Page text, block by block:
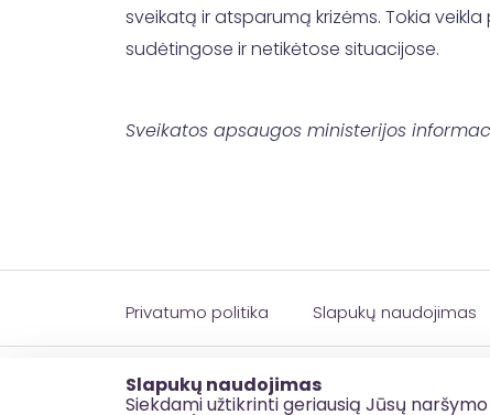
Slapukų naudojimas
Siekdami užtikrinti geriausią Jūsų
sveikatą ir atsparumą krizėms. Tokia
sudėtingose ir netikėtose situacijose.
Sveikatos apsaugos ministerijos
Privatumo politika Slapukų naudojimas
© 2026 esinvesticijos.lt